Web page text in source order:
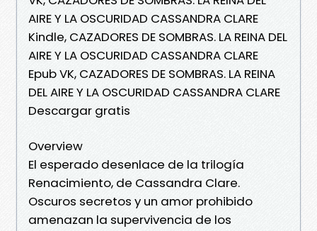
AIRE Y LA OSCURIDAD CASSANDRA CLARE
Kindle, CAZADORES DE SOMBRAS. LA REINA DEL
AIRE Y LA OSCURIDAD CASSANDRA CLARE
Epub VK, CAZADORES DE SOMBRAS. LA REINA
DEL AIRE Y LA OSCURIDAD CASSANDRA CLARE
Descargar gratis
Overview
El esperado desenlace de la trilogía
Renacimiento, de Cassandra Clare.
Oscuros secretos y un amor prohibido
amenazan la supervivencia de los